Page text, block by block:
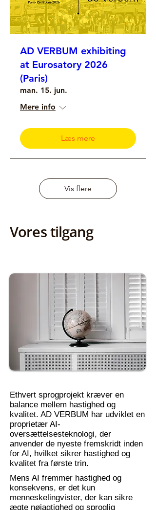
AD VERBUM exhibiting
at Eurosatory 2026
(Paris)
man. 15. jun.
Mere info
Læs mere
Vis flere
Vores tilgang
Ethvert sprogprojekt kræver en
balance mellem hastighed og
kvalitet. AD VERBUM har udviklet en
proprietær AI-
oversættelsesteknologi, der
anvender de nyeste fremskridt inden
for AI, hvilket sikrer hastighed og
kvalitet fra første trin.
Mens AI fremmer hastighed og
konsekvens, er det kun
menneskelingvister, der kan sikre
ægte nøjagtighed og sproglig